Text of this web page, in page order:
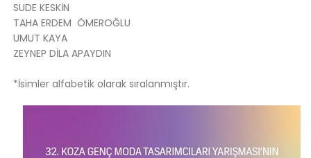
SUDE KESKİN
TAHA ERDEM ÖMEROĞLU
UMUT KAYA
ZEYNEP DİLA APAYDIN
*İsimler alfabetik olarak sıralanmıştır.